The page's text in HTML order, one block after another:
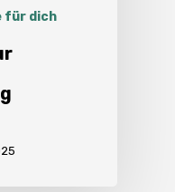
für dich